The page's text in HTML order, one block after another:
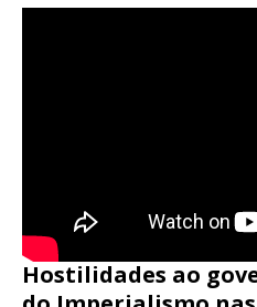
Hostilidades ao